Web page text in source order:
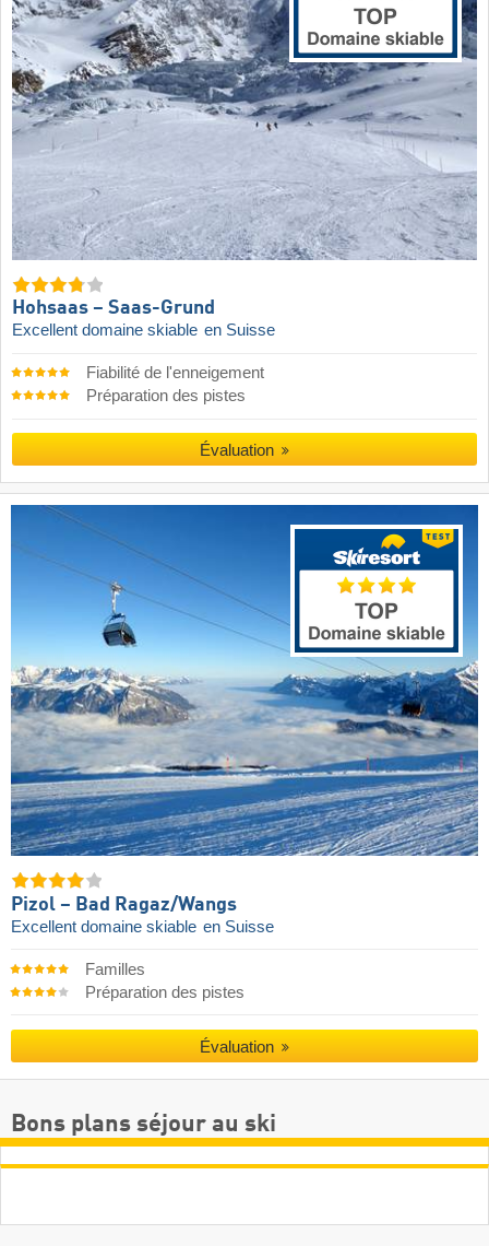
Hohsaas – Saas-Grund
Excellent domaine skiable en Suisse
Fiabilité de l'enneigement
Préparation des pistes
Évaluation
Pizol – Bad Ragaz/​Wangs
Excellent domaine skiable en Suisse
Familles
Préparation des pistes
Évaluation
Bons plans séjour au ski